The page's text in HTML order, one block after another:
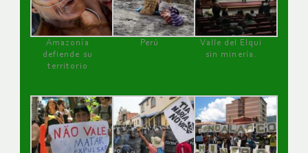
Amazonía
defiende su
territorio
Perú
Valle del Elqui
sin minería.